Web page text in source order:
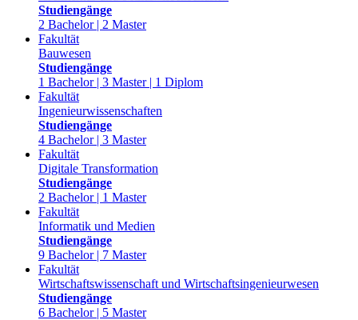
Studiengänge
2 Bachelor | 2 Master
Fakultät
Bauwesen
Studiengänge
1 Bachelor | 3 Master | 1 Diplom
Fakultät
Ingenieurwissenschaften
Studiengänge
4 Bachelor | 3 Master
Fakultät
Digitale Transformation
Studiengänge
2 Bachelor | 1 Master
Fakultät
Informatik und Medien
Studiengänge
9 Bachelor | 7 Master
Fakultät
Wirtschaftswissenschaft und Wirtschaftsingenieurwesen
Studiengänge
6 Bachelor | 5 Master